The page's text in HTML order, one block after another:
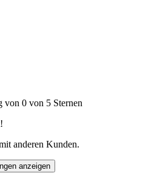
von 0 von 5 Sternen
anderen Kunden.
anzeigen